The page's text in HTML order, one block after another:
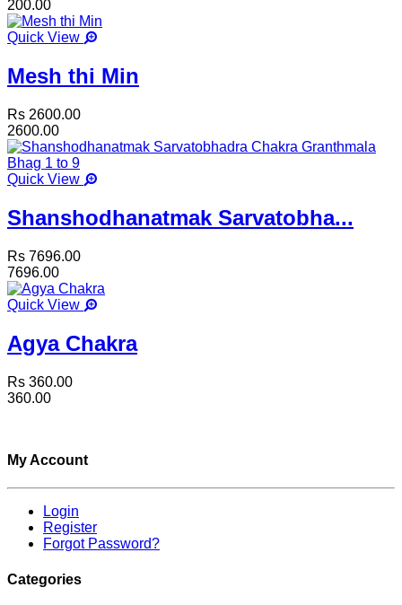
200.00
Quick View
Mesh thi Min
Rs 2600.00
2600.00
Quick View
Shanshodhanatmak Sarvatobha...
Rs 7696.00
7696.00
Quick View
Agya Chakra
Rs 360.00
360.00
My Account
Login
Register
Forgot Password?
Categories